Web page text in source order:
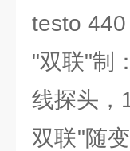
testo 440
"双联"制
线探头，
双联"随